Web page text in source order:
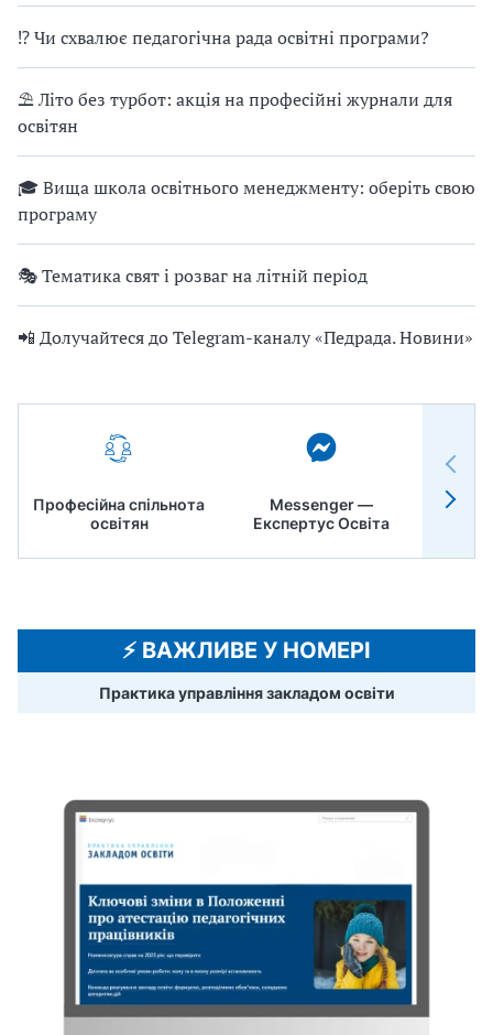
⁉ Чи схвалює педагогічна рада освітні програми?
⛱ Літо без турбот: акція на професійні журнали для
освітян
🎓 Вища школа освітнього менеджменту: оберіть свою
програму
🎭 Тематика свят і розваг на літній період
📲 Долучайтеся до Telegram-каналу «Педрада. Новини»
Професійна спільнота
освітян
Messenger —
Експертус Освіта
⚡️ ВАЖЛИВЕ У НОМЕРІ
Практика управління закладом освіти